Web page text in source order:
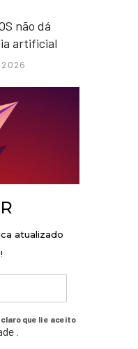
não dá
artificial
atualizado
que li e aceito
.